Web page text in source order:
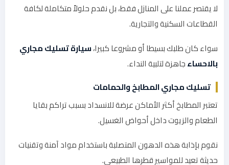
لا يقتصر عملنا على المنازل فقط، بل نقدم حلولاً متكاملة لكافة
القطاعات السكنية والتجارية.
سواء كان طلبك بسيطا أو مشروعا كبيرا،سيارة تسليك مجاري
بالاحساءجاهزة لتلبية النداء.
تسليك مجاري المطابخ والحمامات
تعتبر المطابخ أكثر الأماكن عرضة للانسداد بسبب تراكم بقايا
الطعام والزيوت داخل أحواض الغسيل.
نقوم بإذابة هذه الدهون المتصلبة باستخدام مواد آمنة وتقنيات
حديثة تعيد للمواسير قطرها الطبيعي.